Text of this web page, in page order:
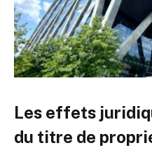
Les effets
du titre de